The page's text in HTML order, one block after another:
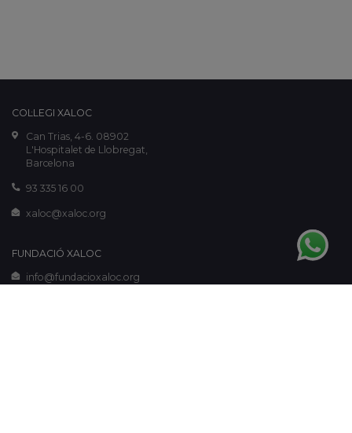
COL·LEGI XALOC
Can Trias, 4-6. 08902
L'Hospitalet de Llobregat,
Barcelona
93 335 16 00
xaloc@xaloc.org
FUNDACIÓ XALOC
info@fundacioxaloc.org